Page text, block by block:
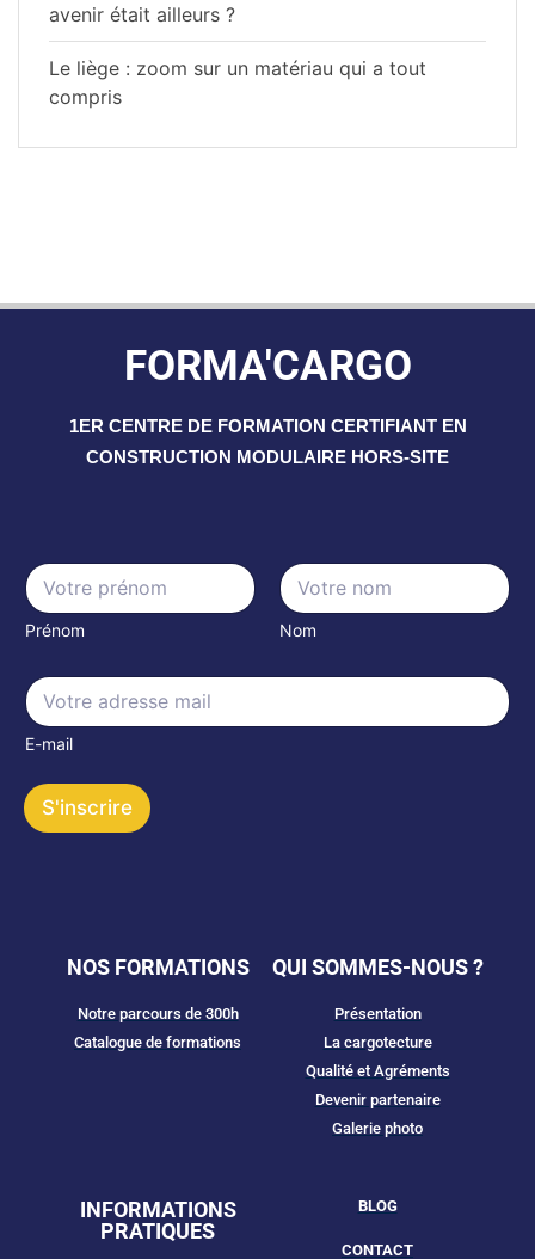
avenir était ailleurs ?
Le liège : zoom sur un matériau qui a tout
compris
FORMA'CARGO
1ER CENTRE DE FORMATION CERTIFIANT EN
CONSTRUCTION MODULAIRE HORS-SITE
m
a
i
a
m
e
N
a
m
e
Prénom Nom
E
m
i
*
E-mail
S'inscrire
NOS FORMATIONS
Notre parcours de 300h
Catalogue de formations
QUI SOMMES-NOUS ?
Présentation
La cargotecture
Qualité et Agréments
Devenir partenaire
Galerie photo
INFORMATIONS
PRATIQUES
BLOG
CONTACT